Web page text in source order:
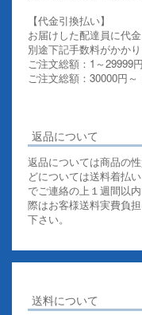
【代金引換払い】
お届けした配達員に代
別途下記手数料がかかり
ご注文総額：1～29999
ご注文総額：30000円
返品について
返品については商品の
どについては送料着払
でご連絡の上１週間以
際はお客様送料実費負
下さい。
送料について